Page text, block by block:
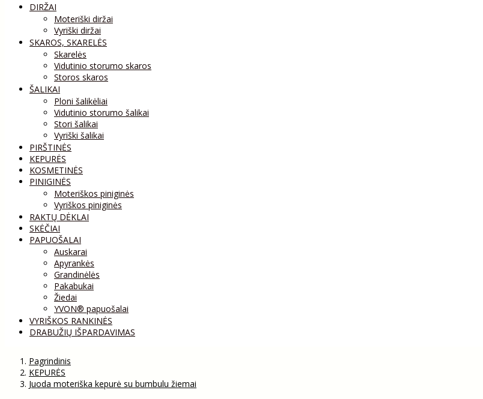
DIRŽAI
Moteriški diržai
Vyriški diržai
SKAROS, SKARELĖS
Skarelės
Vidutinio storumo skaros
Storos skaros
ŠALIKAI
Ploni šalikėliai
Vidutinio storumo šalikai
Stori šalikai
Vyriški šalikai
PIRŠTINĖS
KEPURĖS
KOSMETINĖS
PINIGINĖS
Moteriškos piniginės
Vyriškos piniginės
RAKTŲ DĖKLAI
SKĖČIAI
PAPUOŠALAI
Auskarai
Apyrankės
Grandinėlės
Pakabukai
Žiedai
YVON® papuošalai
VYRIŠKOS RANKINĖS
DRABUŽIŲ IŠPARDAVIMAS
Pagrindinis
KEPURĖS
Juoda moteriška kepurė su bumbulu žiemai